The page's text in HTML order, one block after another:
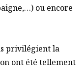
ou encore
privilégient la
ont été tellement